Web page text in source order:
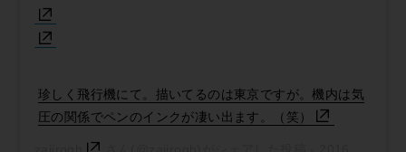
珍しく飛行機にて。描いてるのは東京ですが。機内は気
圧の関係でペンのインクが凄い出ます。（笑）